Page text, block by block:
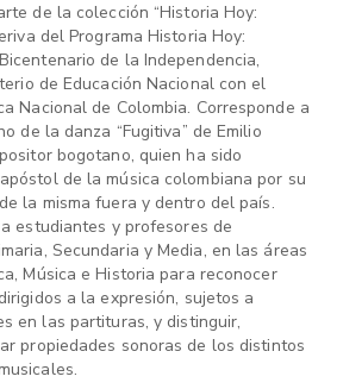
de la colección “Historia Hoy:
del Programa Historia Hoy:
de la Independencia,
de Educación Nacional con el
Nacional de Colombia. Corresponde a
de la danza “Fugitiva” de Emilio
bogotano, quien ha sido
de la música colombiana por su
la misma fuera y dentro del país.
estudiantes y profesores de
Secundaria y Media, en las áreas
Música e Historia para reconocer
a la expresión, sujetos a
en las partituras, y distinguir,
propiedades sonoras de los distintos